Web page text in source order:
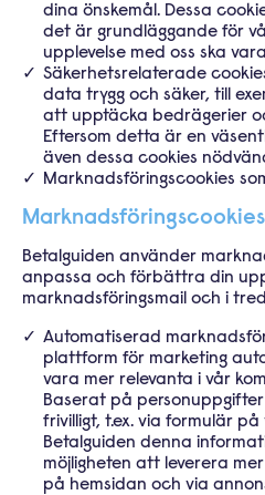
dina önskemål. Dessa
det är grundläggande för
upplevelse med oss ska
Säkerhetsrelaterade
data trygg och säker, till
att upptäcka bedrägerier
Eftersom detta är en
även dessa cookies
Marknadsföringscookies
Marknadsföringscookies
Betalguiden använder
anpassa och förbättra din
marknadsföringsmail och i
Automatiserad
plattform för marketing
vara mer relevanta ivår
Baserat på
frivilligt, t.ex. via formulär
Betalguiden denna
möjligheten att leverera
på hemsidan och via